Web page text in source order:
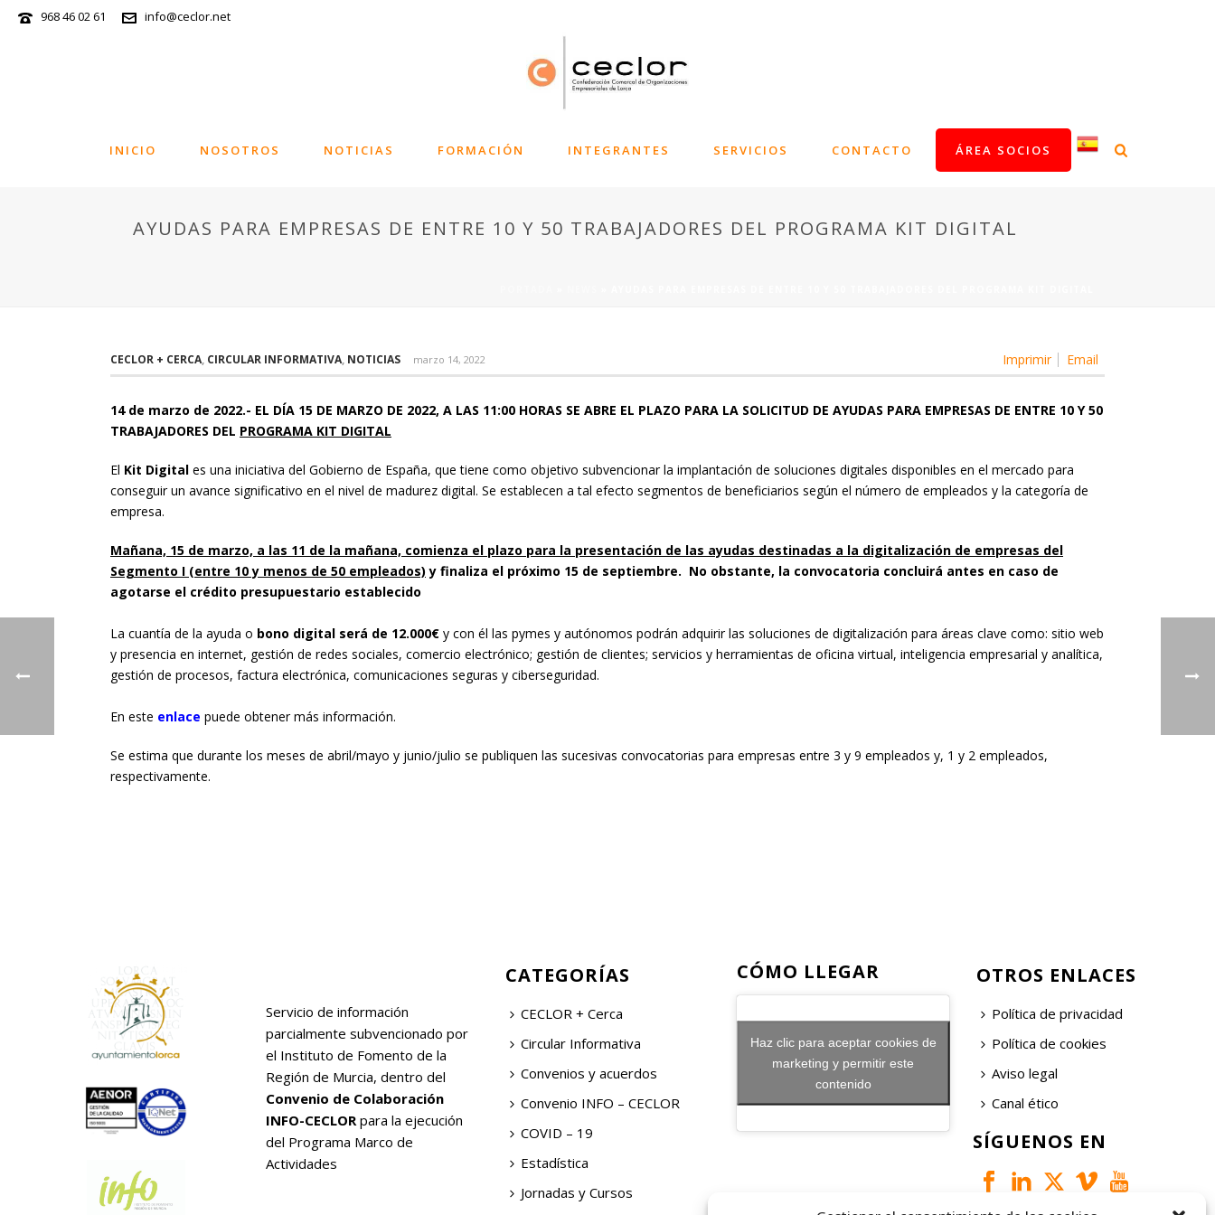
968 46 02 61 info@ceclor.net
INICIO NOSOTROS NOTICIAS FORMACIÓN INTEGRANTES SERVICIOS CONTACTO ÁREA SOCIOS
AYUDAS PARA EMPRESAS DE ENTRE 10 Y 50 TRABAJADORES DEL PROGRAMA KIT DIGITAL
Imprimir Email
CECLOR + CERCA, CIRCULAR INFORMATIVA, NOTICIAS marzo 14, 2022
14 de marzo de 2022.- EL DÍA 15 DE MARZO DE 2022, A LAS 11:00 HORAS SE ABRE EL PLAZO PARA LA SOLICITUD DE AYUDAS PARA EMPRESAS DE ENTRE 10 Y 50
TRABAJADORES DEL PROGRAMA KIT DIGITAL
El Kit Digital es una iniciativa del Gobierno de España, que tiene como objetivo subvencionar la implantación de soluciones digitales disponibles en el mercado para
conseguir un avance significativo en el nivel de madurez digital. Se establecen a tal efecto segmentos de beneficiarios según el número de empleados y la categoría de
empresa.
Mañana, 15 de marzo, a las 11 de la mañana, comienza el plazo para la presentación de las ayudas destinadas a la digitalización de empresas del
Segmento I (entre 10 y menos de 50 empleados) y finaliza el próximo 15 de septiembre. No obstante, la convocatoria concluirá antes en caso de
agotarse el crédito presupuestario establecido
La cuantía de la ayuda o bono digital será de 12.000€ y con él las pymes y autónomos podrán adquirir las soluciones de digitalización para áreas clave como: sitio web
y presencia en internet, gestión de redes sociales, comercio electrónico; gestión de clientes; servicios y herramientas de oficina virtual, inteligencia empresarial y analítica,
gestión de procesos, factura electrónica, comunicaciones seguras y ciberseguridad.
En este enlace puede obtener más información.
Se estima que durante los meses de abril/mayo y junio/julio se publiquen las sucesivas convocatorias para empresas entre 3 y 9 empleados y, 1 y 2 empleados,
respectivamente.
Servicio de información
parcialmente subvencionado por
el Instituto de Fomento de la
Región de Murcia, dentro del
Convenio de Colaboración
INFO-CECLOR para la ejecución
del Programa Marco de
Actividades
CATEGORÍAS
CECLOR + Cerca
Circular Informativa
Convenios y acuerdos
Convenio INFO – CECLOR
COVID – 19
Estadística
Jornadas y Cursos
CÓMO LLEGAR
Haz clic para aceptar cookies de
marketing y permitir este
contenido
OTROS ENLACES
Política de privacidad
Política de cookies
Aviso legal
Canal ético
SÍGUENOS EN